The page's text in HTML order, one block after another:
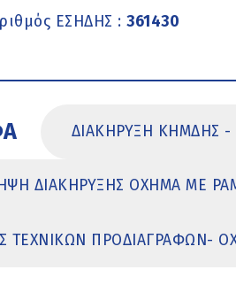
ΕΣΗΔΗΣ : 361430
ΔΙΑΚΗΡΥΞΗ ΚΗΜΔΗΣ -
ΔΙΑΚΗΡΥΞΗΣ ΟΧΗΜΑ ΜΕ
ΤΕΧΝΙΚΩΝ ΠΡΟΔΙΑΓΡΑΦΩΝ-